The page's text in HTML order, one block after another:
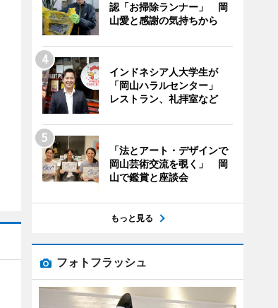
認「お掃除ランナー」 岡
山愛と感謝の気持ちから
インドネシア人大学生が
「岡山ハラルセンター」
レストラン、礼拝室など
「法とアート・デザインで
岡山芸術交流を覗く」 岡
山で鑑賞と座談会
もっと見る
フォトフラッシュ